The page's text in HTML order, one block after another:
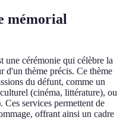
mémorial
une cérémonie qui célèbre la
d'un thème précis. Ce thème
du défunt, comme un
(cinéma, littérature), ou
services permettent de
offrant ainsi un cadre